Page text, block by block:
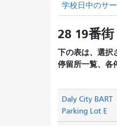
学校日中のサ
28 19番
下の表は、選択
停留所一覧、各
Daly City BART
Parking Lot E